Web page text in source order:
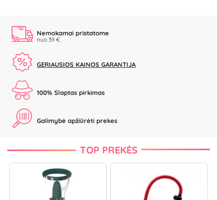
Nemokamai pristatome
nuo 39 €
GERIAUSIOS KAINOS GARANTIJA
100% Slaptas pirkimas
Galimybė apžiūrėti prekes
TOP PREKĖS